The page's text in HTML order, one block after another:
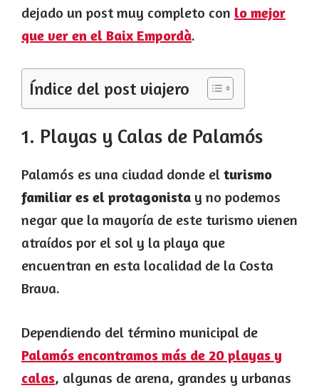
dejado un post muy completo con lo mejor
que ver en el Baix Empordà.
Índice del post viajero
1. Playas y Calas de Palamós
Palamós es una ciudad donde el turismo
familiar es el protagonista y no podemos
negar que la mayoría de este turismo vienen
atraídos por el sol y la playa que
encuentran en esta localidad de la Costa
Brava.
Dependiendo del término municipal de
Palamós encontramos más de 20 playas y
calas, algunas de arena, grandes y urbanas